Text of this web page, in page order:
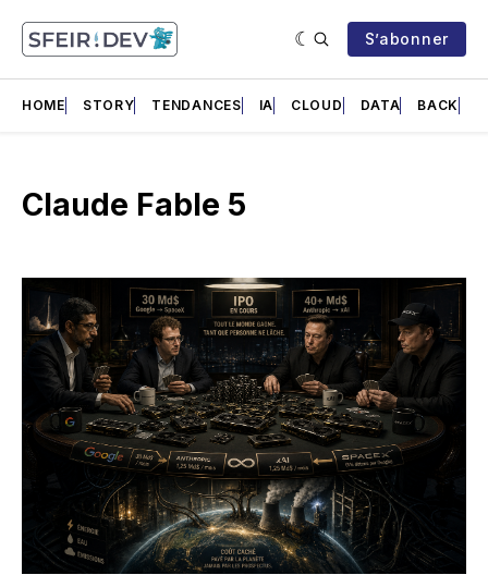
S’abonner
HOME STORY TENDANCES IA CLOUD DATA BACK
Claude Fable 5